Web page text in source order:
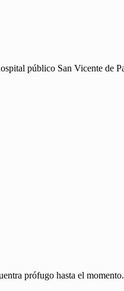
público San Vicente de
prófugo hasta el momento.